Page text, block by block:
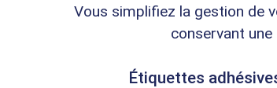
Vous simplifiez la gestion de
conservant
Étiquettes